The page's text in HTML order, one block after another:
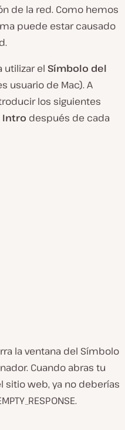
de la red. Como hemos
puede estar causado
utilizar el Símbolo del
usuario de Mac). A
los siguientes
Intro después de cada
la ventana del Símbolo
Cuando abras tu
sitio web, ya no deberías